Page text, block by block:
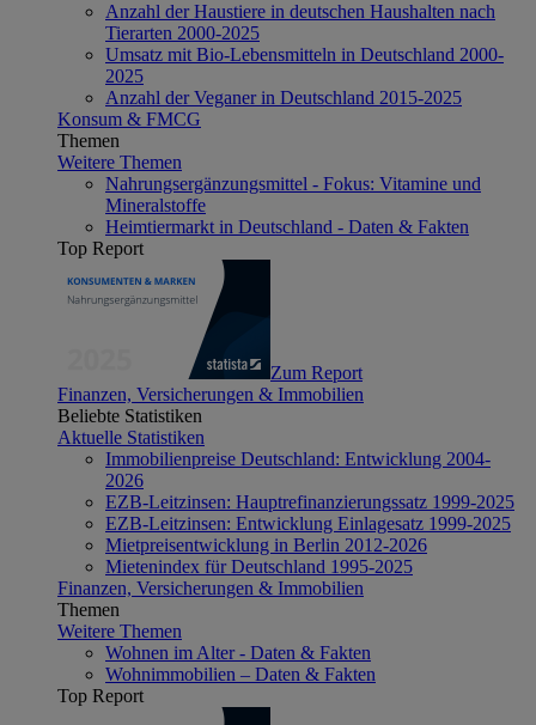
Anzahl der Haustiere in deutschen Haushalten nach
Tierarten 2000-2025
Umsatz mit Bio-Lebensmitteln in Deutschland 2000-
2025
Anzahl der Veganer in Deutschland 2015-2025
Konsum & FMCG
Themen
Weitere Themen
Nahrungsergänzungsmittel - Fokus: Vitamine und
Mineralstoffe
Heimtiermarkt in Deutschland - Daten & Fakten
Top Report
Zum Report
Finanzen, Versicherungen & Immobilien
Beliebte Statistiken
Aktuelle Statistiken
Immobilienpreise Deutschland: Entwicklung 2004-
2026
EZB-Leitzinsen: Hauptrefinanzierungssatz 1999-2025
EZB-Leitzinsen: Entwicklung Einlagesatz 1999-2025
Mietpreisentwicklung in Berlin 2012-2026
Mietenindex für Deutschland 1995-2025
Finanzen, Versicherungen & Immobilien
Themen
Weitere Themen
Wohnen im Alter - Daten & Fakten
Wohnimmobilien – Daten & Fakten
Top Report